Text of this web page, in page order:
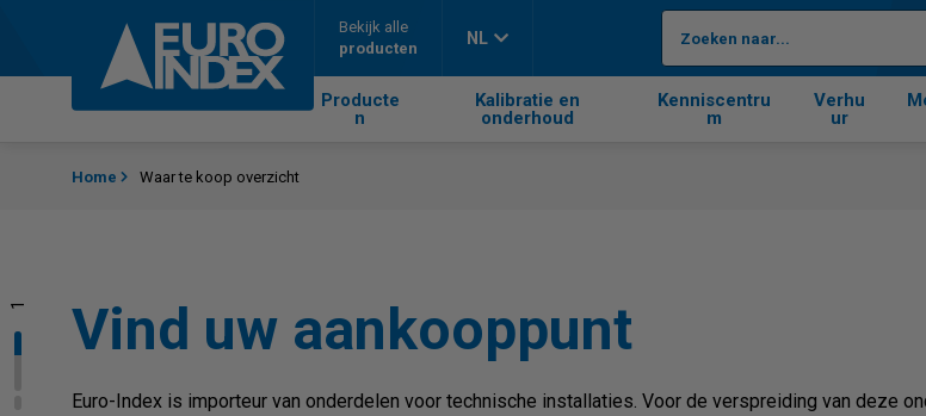
Bekijk alle
producten
NL
Producte
n
Kalibratie en
onderhoud
Kenniscentru
m
Verhu
ur
1
Home Waar te koop overzicht
Vind uw aankooppunt
Euro-Index is importeur van onderdelen voor technische installaties. Voor de verspreiding van deze